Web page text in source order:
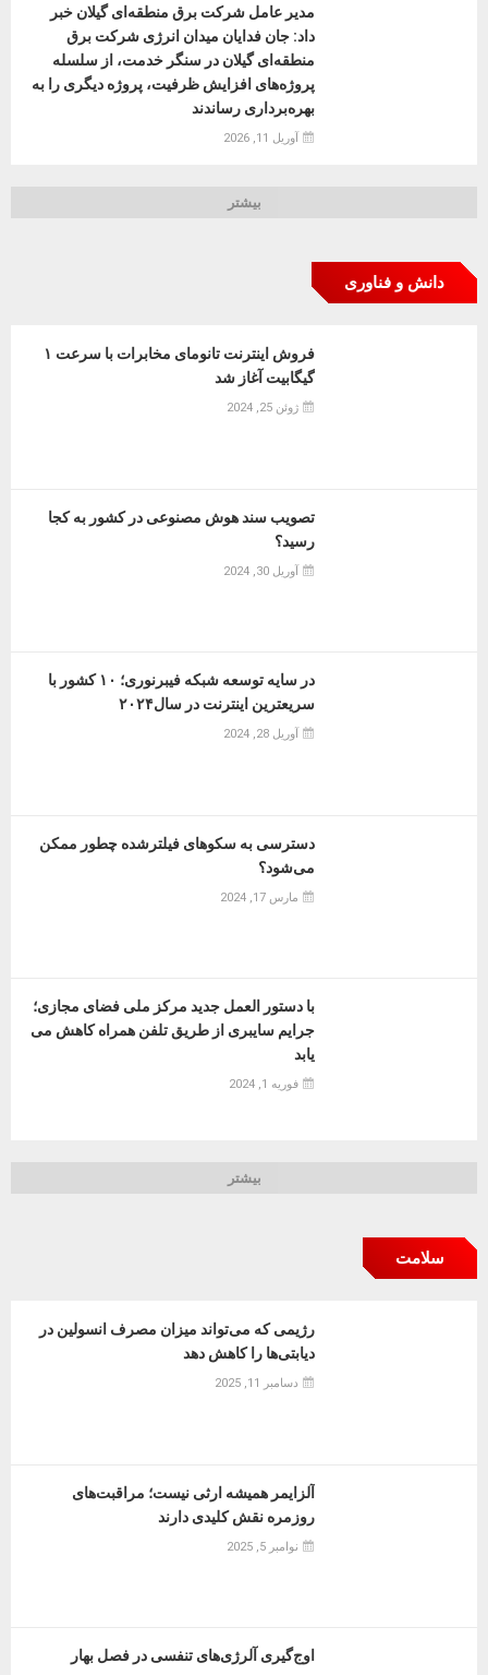
مدیر عامل شرکت برق منطقه‌ای گیلان خبر
داد: جان فدایان میدان انرژی شركت برق
منطقه‌ای گیلان در سنگر خدمت، از سلسله
پروژه‌های افزایش ظرفیت، پروژه دیگری را به
بهره‌برداری رساندند
آوریل 11, 2026
بیشتر
دانش و فناوری
فروش اینترنت تانومای مخابرات با سرعت ۱
گیگابیت آغاز شد
ژوئن 25, 2024
تصویب سند هوش مصنوعی در کشور به کجا
رسید؟
آوریل 30, 2024
در سایه توسعه شبکه فیبرنوری؛ ۱۰ کشور با
سریعترین اینترنت در سال۲۰۲۴
آوریل 28, 2024
دسترسی به سکوهای فیلترشده چطور ممکن
می‌شود؟
مارس 17, 2024
با دستور العمل جدید مرکز ملی فضای مجازی؛
جرایم سایبری از طریق تلفن همراه کاهش می
یابد
فوریه 1, 2024
بیشتر
سلامت
رژیمی که می‌تواند میزان مصرف انسولین در
دیابتی‌ها را کاهش دهد
دسامبر 11, 2025
آلزایمر همیشه ارثی نیست؛ مراقبت‌های
روزمره نقش کلیدی دارند
نوامبر 5, 2025
اوج‌گیری آلرژی‌های تنفسی در فصل بهار